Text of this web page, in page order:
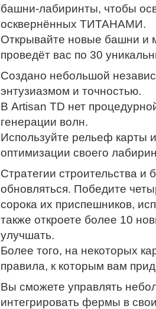
башни-лабиринты, чтобы
осквернённых ТИТАНАМИ.
Открывайте новые башни и
проведёт вас по 30
Создано небольшой
энтузиазмом и точностью.
В Artisan TD нет
генерации волн.
Используйте рельеф карты
оптимизации своего
Стратегии строительства и
обновляться. Победите
сорока их приспешников,
также откроете более 10
улучшать.
Более того, на некоторых
правила, к которым вам
Вы сможете управлять
интегрировать фермы в